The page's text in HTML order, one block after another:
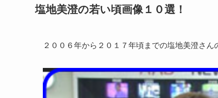
塩地美澄の若い頃画像１０選！
２００６年から２０１７年頃までの塩地美澄さ